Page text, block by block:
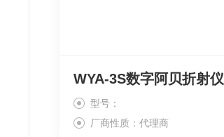
WYA-3S数字阿贝折射仪
型号：
厂商性质：代理商